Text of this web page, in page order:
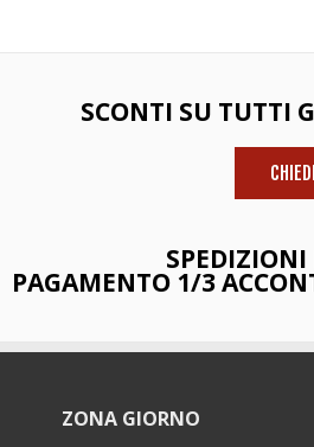
SCONTI SU TUTTI
PAGAMENTO 1/3
ZONA GIORNO